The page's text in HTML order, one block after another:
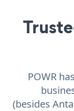
POWR
(besides